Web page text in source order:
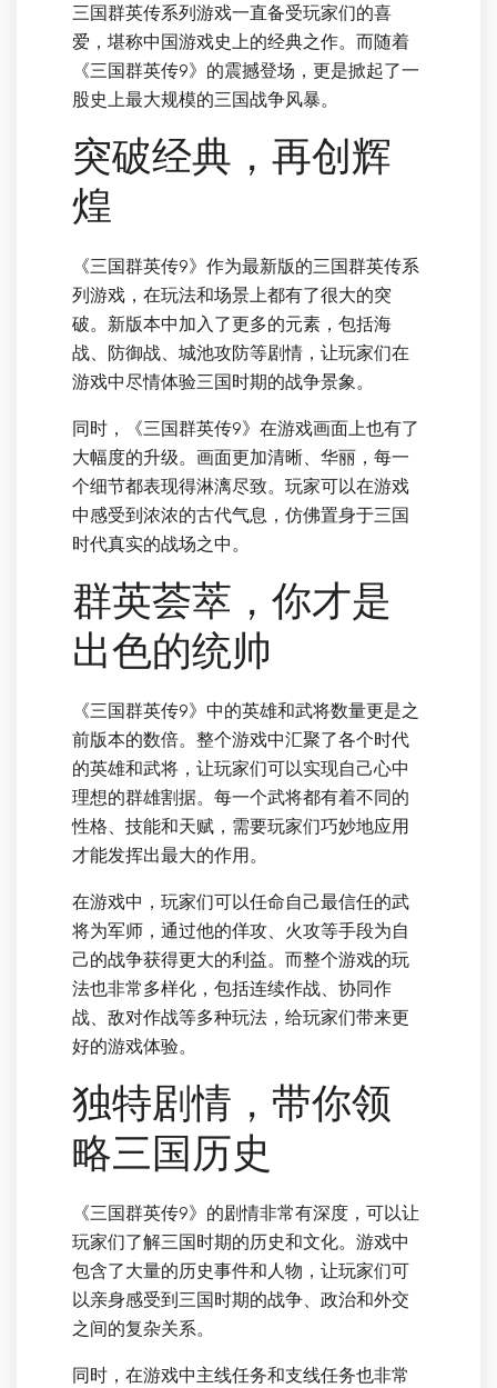
三国群英传系列游戏一直备受玩家们的喜
爱，堪称中国游戏史上的经典之作。而随着
《三国群英传9》的震撼登场，更是掀起了一
股史上最大规模的三国战争风暴。
突破经典，再创辉
煌
《三国群英传9》作为最新版的三国群英传系
列游戏，在玩法和场景上都有了很大的突
破。新版本中加入了更多的元素，包括海
战、防御战、城池攻防等剧情，让玩家们在
游戏中尽情体验三国时期的战争景象。
同时，《三国群英传9》在游戏画面上也有了
大幅度的升级。画面更加清晰、华丽，每一
个细节都表现得淋漓尽致。玩家可以在游戏
中感受到浓浓的古代气息，仿佛置身于三国
时代真实的战场之中。
群英荟萃，你才是
出色的统帅
《三国群英传9》中的英雄和武将数量更是之
前版本的数倍。整个游戏中汇聚了各个时代
的英雄和武将，让玩家们可以实现自己心中
理想的群雄割据。每一个武将都有着不同的
性格、技能和天赋，需要玩家们巧妙地应用
才能发挥出最大的作用。
在游戏中，玩家们可以任命自己最信任的武
将为军师，通过他的佯攻、火攻等手段为自
己的战争获得更大的利益。而整个游戏的玩
法也非常多样化，包括连续作战、协同作
战、敌对作战等多种玩法，给玩家们带来更
好的游戏体验。
独特剧情，带你领
略三国历史
《三国群英传9》的剧情非常有深度，可以让
玩家们了解三国时期的历史和文化。游戏中
包含了大量的历史事件和人物，让玩家们可
以亲身感受到三国时期的战争、政治和外交
之间的复杂关系。
同时，在游戏中主线任务和支线任务也非常